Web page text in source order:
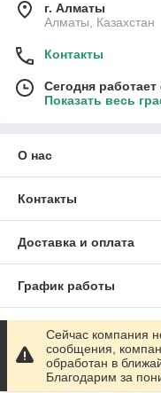
г. Алматы
Алматы, Казахстан
Контакты
Сегодня
Показать весь
О нас
Контакты
Доставка и оплата
График работы
Полная версия сайта
Сайт создан на
Сейчас компания
сообщения,
обработан в
Благодарим за